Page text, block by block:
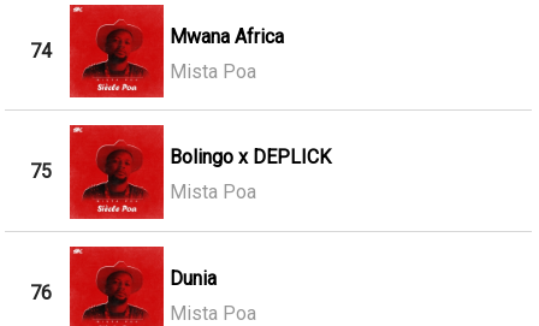
74
Mwana Africa
Mista Poa
75
Bolingo x DEPLICK
Mista Poa
76
Dunia
Mista Poa